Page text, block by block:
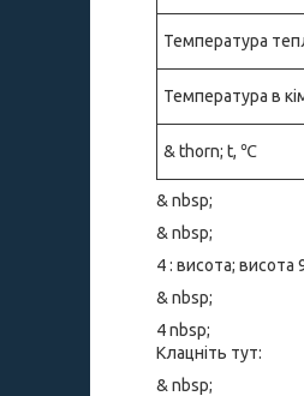
Температура
Температура в
& thorn; t, ℃
& nbsp;
& nbsp;
4 : висота; висота
& nbsp;
4 nbsp;
Клацніть тут:
& nbsp;